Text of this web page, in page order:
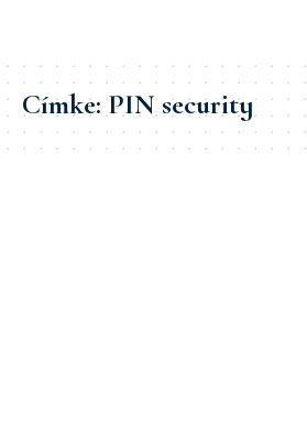
Címke:PIN security